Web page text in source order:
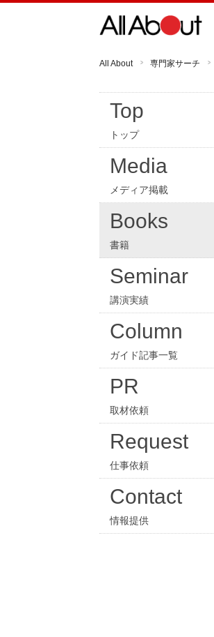
All About 専門家サーチ
Top
トップ
Media
メディア掲載
Books
書籍
Seminar
講演実績
Column
ガイド記事一覧
PR
取材依頼
Request
仕事依頼
Contact
情報提供